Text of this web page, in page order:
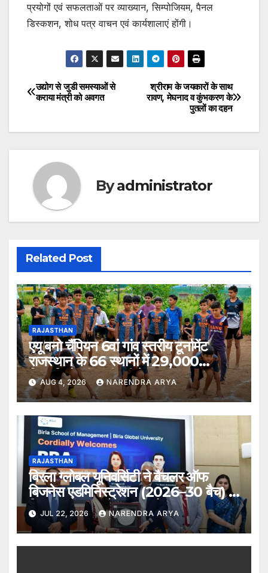
प्रयोगों एवं सफलताओं पर व्याख्यान, सिम्पोजियम, पैनल
डिस्कशन, शोध पत्र वाचन एवं कार्यशालाएं होंगी।
Post
श्रीराम के जयकारों के साथ
रावण, मेघनाद व कुंभकरण के
पुतलों का दहन
उद्योग से जुडी समस्याओं से
कराया मंत्री को अवगत
Byadministrator
Related Post
RAJASTHAN
एयू बनो चैंपियन 6वां गांव स्तरीय टूर्नामेंट
राजस्थान के 66 स्थानों में 29,000
खिलाड़ियों की भागीदारी के साथ संपन्न हुआ
AUG 4, 2026 NARENDRA ARYA
RAJASTHAN
बिरला ग्लोबल यूनिवर्सिटी ने बैचलर ऑफ
बिजनेस एडमिनिस्ट्रेशन (2026–30 बैच) के
लिए दीक्षारंभ समारोह का आयोजन किया
JUL 22, 2026 NARENDRA ARYA